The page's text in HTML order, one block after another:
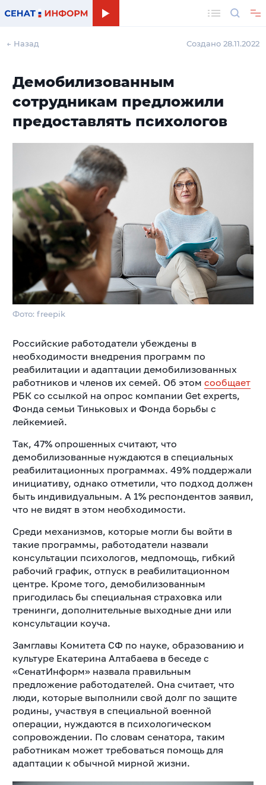
← Назад Создано 28.11.2022
Демобилизованным
сотрудникам предложили
предоставлять психологов
Фото: freepik
Российские работодатели убеждены в
необходимости внедрения программ по
реабилитации и адаптации демобилизованных
работников и членов их семей. Об этом сообщает
РБК со ссылкой на опрос компании Get experts,
Фонда семьи Тиньковых и Фонда борьбы с
лейкемией.
Так, 47% опрошенных считают, что
демобилизованные нуждаются в специальных
реабилитационных программах. 49% поддержали
инициативу, однако отметили, что подход должен
быть индивидуальным. А 1% респондентов заявил,
что не видят в этом необходимости.
Среди механизмов, которые могли бы войти в
такие программы, работодатели назвали
консультации психологов, медпомощь, гибкий
рабочий график, отпуск в реабилитационном
центре. Кроме того, демобилизованным
пригодилась бы специальная страховка или
тренинги, дополнительные выходные дни или
консультации коуча.
Замглавы Комитета СФ по науке, образованию и
культуре Екатерина Алтабаева в беседе с
«СенатИнформ» назвала правильным
предложение работодателей. Она считает, что
люди, которые выполнили свой долг по защите
родины, участвуя в специальной военной
операции, нуждаются в психологическом
сопровождении. По словам сенатора, таким
работникам может требоваться помощь для
адаптации к обычной мирной жизни.